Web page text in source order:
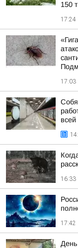
150
17:24
17:03
всей
16:33
17:42
День